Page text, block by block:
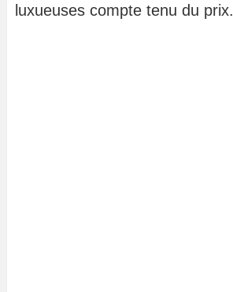
luxueuses compte tenu du prix.